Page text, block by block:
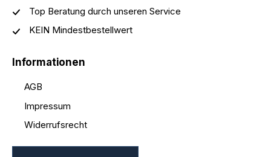
Top Beratung durch unseren Service
KEIN Mindestbestellwert
Informationen
AGB
Impressum
Widerrufsrecht